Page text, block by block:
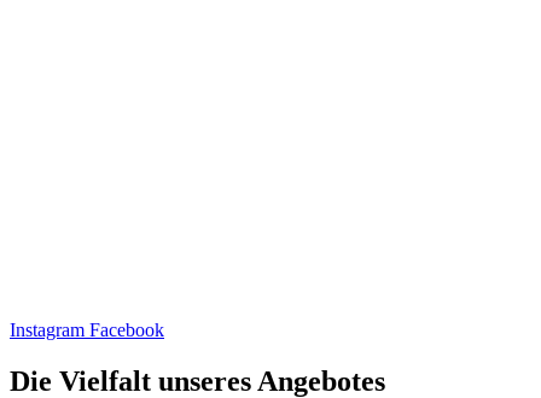
Instagram Facebook
Die Vielfalt unseres Angebotes